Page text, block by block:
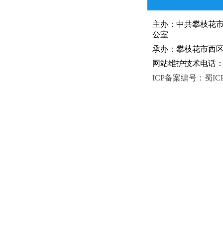
主办：中共攀枝
公室
承办：攀枝花市西
网站维护技术电话
ICP备案编号：蜀